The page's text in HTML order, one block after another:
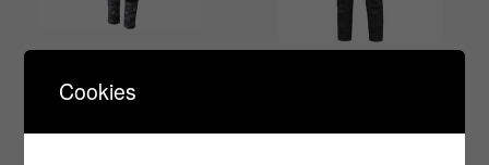
Trousers black/grey
Cookies